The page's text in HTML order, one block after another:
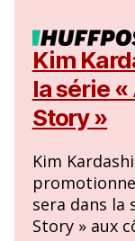
Kim
la série
Story »
Kim
sera dans la
Story » aux